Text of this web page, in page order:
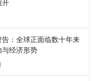
开
：全球正面临数十年来
经济形势